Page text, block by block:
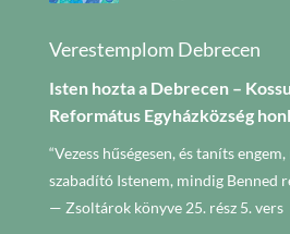
Verestemplom Debrecen
Isten hozta a Debrecen –
Református Egyházközség
“Vezess hűségesen, és taníts
szabadító Istenem, mindig Benned
— Zsoltárok könyve 25. rész 5. vers